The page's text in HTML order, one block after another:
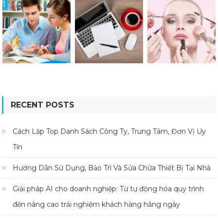
RECENT POSTS
Cách Lập Top Danh Sách Công Ty, Trung Tâm, Đơn Vị Uy
Tín
Hướng Dẫn Sử Dụng, Bảo Trì Và Sửa Chữa Thiết Bị Tại Nhà
Giải pháp AI cho doanh nghiệp: Từ tự động hóa quy trình
đến nâng cao trải nghiệm khách hàng hằng ngày